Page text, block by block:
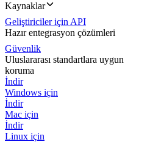
Kaynaklar
Geliştiriciler için API
Hazır entegrasyon çözümleri
Güvenlik
Uluslararası standartlara uygun
koruma
İndir
Windows için
İndir
Mac için
İndir
Linux için